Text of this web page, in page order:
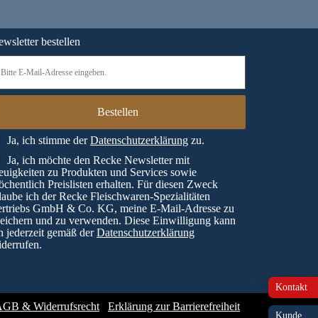
Kontakt
Kunde
bestellen
Ja, ich stimme derDatenschutzerklärung zu.
Ja, ich möchte den Recke Newsletter mit
zu Produkten und Services sowie
Preislisten erhalten. Für diesen Zweck
ich der Recke Fleischwaren-Spezialitäten
GmbH & Co. KG, meine E-Mail-Adresse zu
und zu verwenden. Diese Einwilligung kann
jederzeit gemäß derDatenschutzerklärung
& Widerrufsrecht Erklärung zur Barrierefreiheit